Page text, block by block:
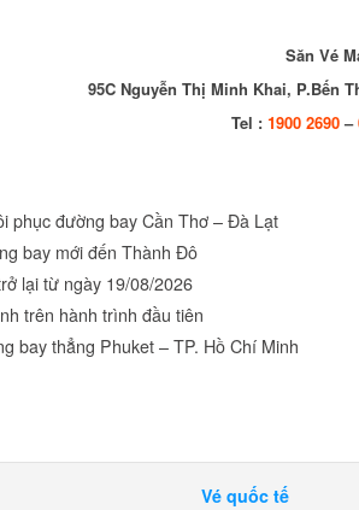
Săn Vé
95C Nguyễn Thị Minh Khai, P.Bến
Tel : 1900 2690–
đường bay Cần Thơ – Đà Lạt
bay mới đến Thành Đô
lại từ ngày 19/08/2026
trên hành trình đầu tiên
bay thẳng Phuket – TP. Hồ Chí Minh
Vé quốc tế